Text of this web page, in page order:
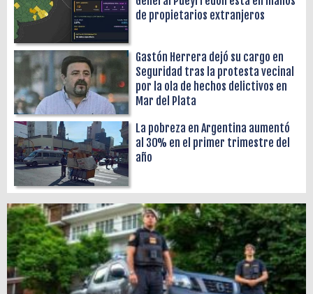
de propietarios extranjeros
Gastón Herrera dejó su cargo en
Seguridad tras la protesta vecinal
por la ola de hechos delictivos en
Mar del Plata
La pobreza en Argentina aumentó
al 30% en el primer trimestre del
año